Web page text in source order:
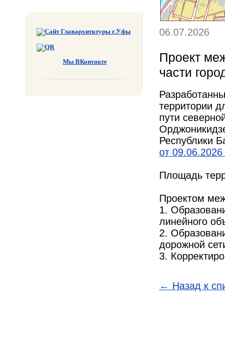
Мы ВКонтакте
06.07.2026
Проект
части
территории
пути
Республики
от 09.06.2026
Площадь
Проектом
1.
линейного
2.
дорожной
3.
← Назад к